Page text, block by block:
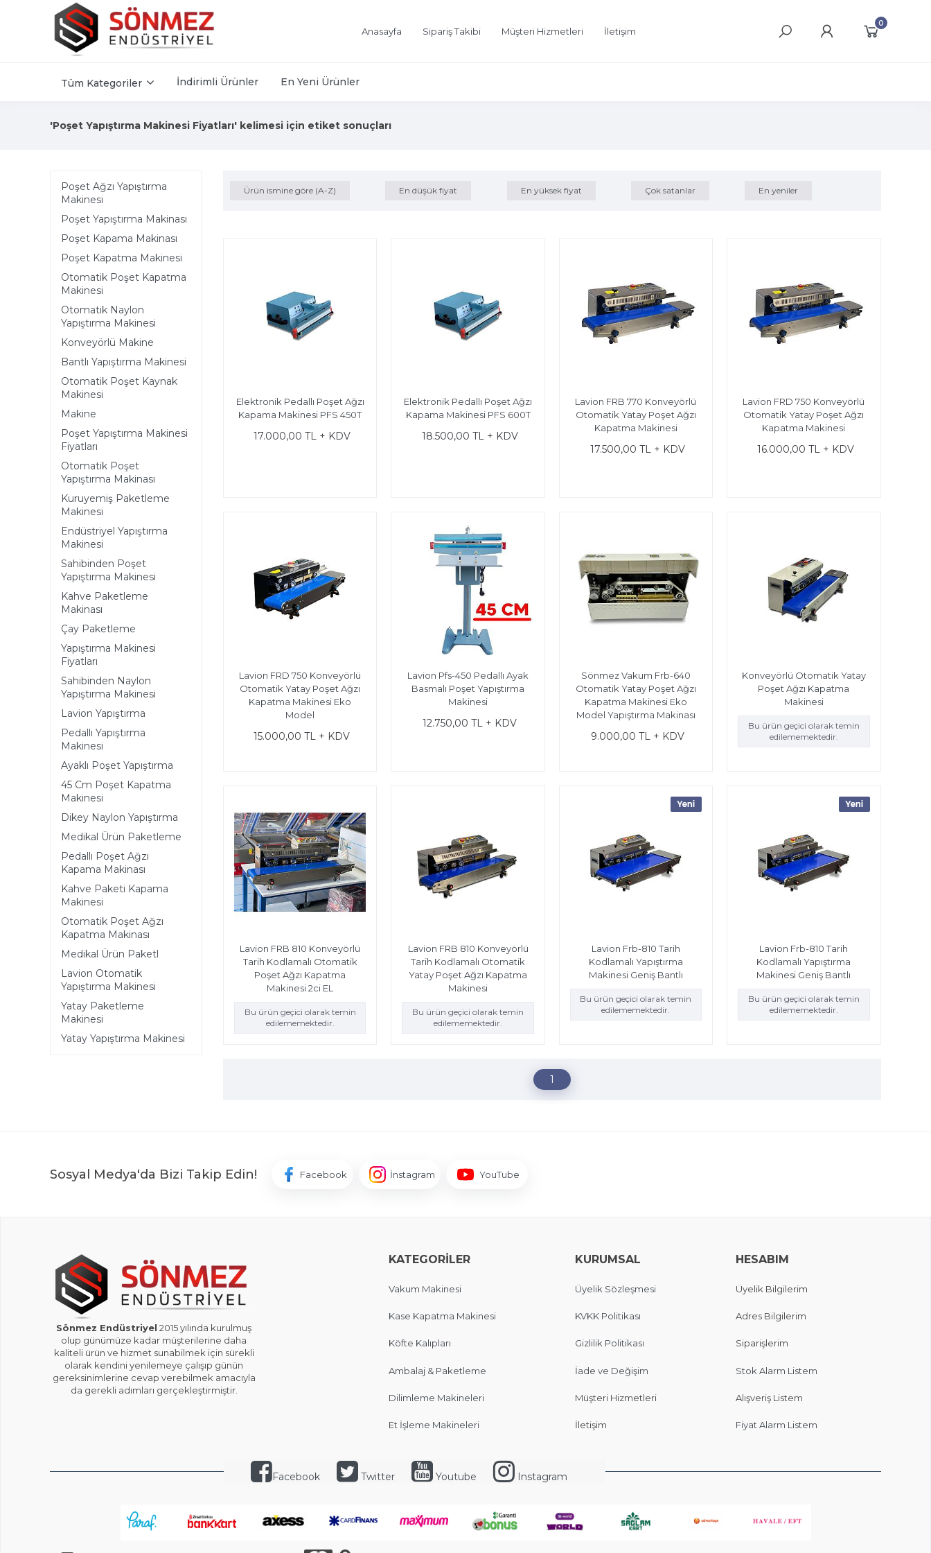
Anasayfa Sipariş Takibi Müşteri Hizmetleri İletişim
0
Tüm Kategoriler İndirimli Ürünler En Yeni Ürünler
'Poşet Yapıştırma Makinesi Fiyatları' kelimesi için etiket sonuçları
Poşet Ağzı Yapıştırma
Makinesi
Poşet Yapıştırma Makinası
Poşet Kapama Makinası
Poşet Kapatma Makinesi
Otomatik Poşet Kapatma
Makinesi
Otomatik Naylon
Yapıştırma Makinesi
Konveyörlü Makine
Bantlı Yapıştırma Makinesi
Otomatik Poşet Kaynak
Makinesi
Makine
Poşet Yapıştırma Makinesi
Fiyatları
Otomatik Poşet
Yapıştırma Makinası
Kuruyemiş Paketleme
Makinesi
Endüstriyel Yapıştırma
Makinesi
Sahibinden Poşet
Yapıştırma Makinesi
Kahve Paketleme
Makinası
Çay Paketleme
Yapıştırma Makinesi
Fiyatları
Sahibinden Naylon
Yapıştırma Makinesi
Lavion Yapıştırma
Pedallı Yapıştırma
Makinesi
Ayaklı Poşet Yapıştırma
45 Cm Poşet Kapatma
Makinesi
Dikey Naylon Yapıştırma
Medikal Ürün Paketleme
Pedallı Poşet Ağzı
Kapama Makinası
Kahve Paketi Kapama
Makinesi
Otomatik Poşet Ağzı
Kapatma Makinası
Medikal Ürün Paketl
Lavion Otomatik
Yapıştırma Makinesi
Yatay Paketleme
Makinesi
Yatay Yapıştırma Makinesi
Ürün ismine göre (A-Z) En düşük fiyat En yüksek fiyat Çok satanlar En yeniler
Elektronik Pedallı Poşet Ağzı
Kapama Makinesi PFS 450T
17.000,00 TL + KDV
Elektronik Pedallı Poşet Ağzı
Kapama Makinesi PFS 600T
18.500,00 TL + KDV
Lavion FRB 770 Konveyörlü
Otomatik Yatay Poşet Ağzı
Kapatma Makinesi
17.500,00 TL + KDV
Lavion FRD 750 Konveyörlü
Otomatik Yatay Poşet Ağzı
Kapatma Makinesi
16.000,00 TL + KDV
Lavion FRD 750 Konveyörlü
Otomatik Yatay Poşet Ağzı
Kapatma Makinesi Eko
Model
15.000,00 TL + KDV
Lavion Pfs-450 Pedallı Ayak
Basmalı Poşet Yapıştırma
Makinesi
12.750,00 TL + KDV
Sönmez Vakum Frb-640
Otomatik Yatay Poşet Ağzı
Kapatma Makinesi Eko
Model Yapıştırma Makinası
9.000,00 TL + KDV
Konveyörlü Otomatik Yatay
Poşet Ağzı Kapatma
Makinesi
Bu ürün geçici olarak temin
edilememektedir.
Lavion FRB 810 Konveyörlü
Tarih Kodlamalı Otomatik
Poşet Ağzı Kapatma
Makinesi 2ci EL
Bu ürün geçici olarak temin
edilememektedir.
Lavion FRB 810 Konveyörlü
Tarih Kodlamalı Otomatik
Yatay Poşet Ağzı Kapatma
Makinesi
Bu ürün geçici olarak temin
edilememektedir.
Lavion Frb-810 Tarih
Kodlamalı Yapıştırma
Makinesi Geniş Bantlı
Bu ürün geçici olarak temin
edilememektedir.
Lavion Frb-810 Tarih
Kodlamalı Yapıştırma
Makinesi Geniş Bantlı
Bu ürün geçici olarak temin
edilememektedir.
1
Sosyal Medya'da Bizi Takip Edin! Facebook İnstagram YouTube
Sönmez Endüstriyel 2015 yılında kurulmuş
olup günümüze kadar müşterilerine daha
kaliteli ürün ve hizmet sunabilmek için sürekli
olarak kendini yenilemeye çalışıp günün
gereksinimlerine cevap verebilmek amacıyla
da gerekli adımları gerçekleştirmiştir.
KATEGORİLER
Vakum Makinesi
Kase Kapatma Makinesi
Köfte Kalıpları
Ambalaj & Paketleme
Dilimleme Makineleri
Et İşleme Makineleri
KURUMSAL
Üyelik Sözleşmesi
KVKK Politikası
Gizlilik Politikası
İade ve Değişim
Müşteri Hizmetleri
İletişim
HESABIM
Üyelik Bilgilerim
Adres Bilgilerim
Siparişlerim
Stok Alarm Listem
Alışveriş Listem
Fiyat Alarm Listem
Facebook Twitter Youtube Instagram